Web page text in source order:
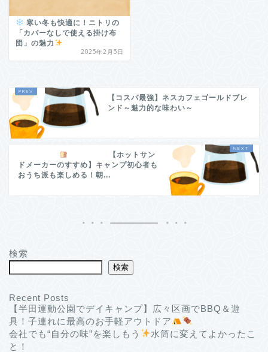
寒い冬も快適に！ニトリの
「カバーなしで使える掛け布
団」の魅力
2025年2月5日
【コスパ最強】ネスカフェゴールドブレ
ンド～魅力的な味わい～
【ホットサン
ドメーカーのすすめ】キャンプ初心者も
おうち派も楽しめる！朝...
検索
検索
Recent Posts
【半田運動公園でデイキャンプ】広々区画でBBQ＆遊
具！子連れに最高のお手軽アウトドア
会社でも“自分の味”を楽しもう
水筒に変えてよかったこ
と！